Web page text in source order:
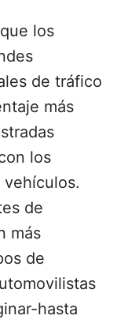
los
de tráfico
más
los
de
más
de
hasta